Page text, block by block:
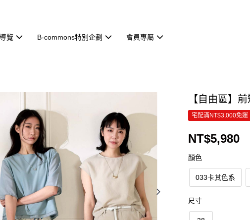
覽 B-commons特別企劃 會員專屬
【自由區】
宅配滿NT$3,000免運
NT$5,980
顏色
033卡其色系
尺寸